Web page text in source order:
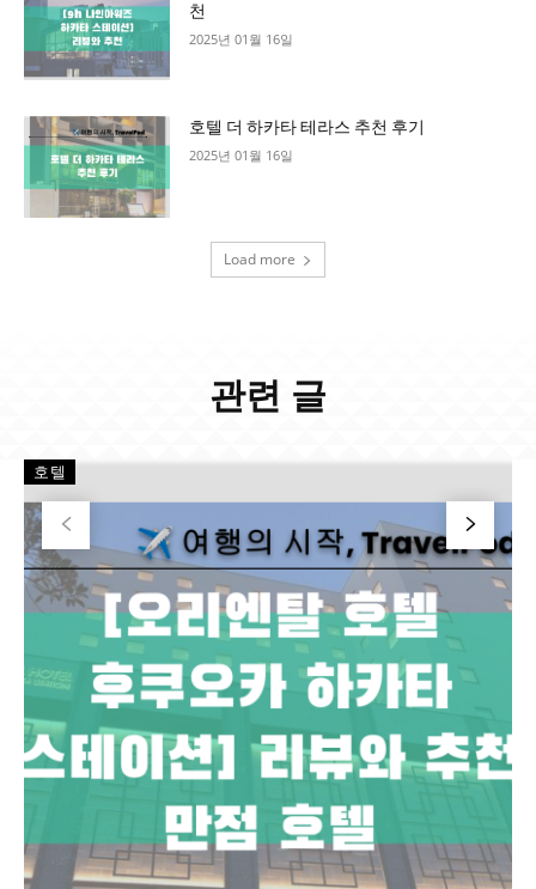
천
2025년 01월 16일
호텔 더 하카타 테라스 추천 후기
2025년 01월 16일
Load more
관련 글
호텔